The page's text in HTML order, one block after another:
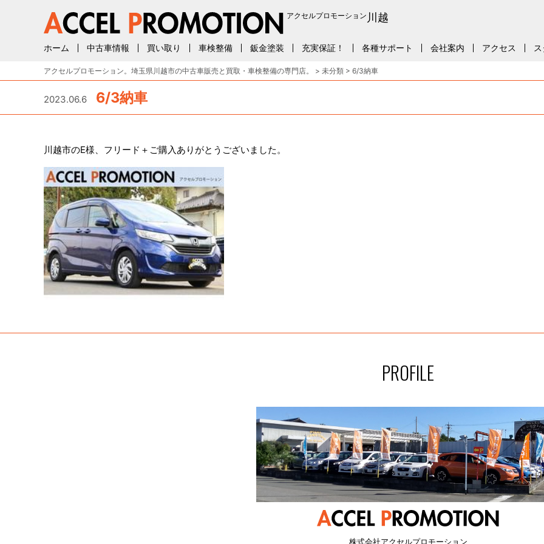
アクセルプロモーション 川越
ホーム 中古車情報 買い取り 車検整備 鈑金塗装 充実保証！ 各種サポート 会社案内 アクセス
アクセルプロモーション。埼玉県川越市の中古車販売と買取・車検整備の専門店。 > 未分類 > 6/3納車
2023.06.6 6/3納車
川越市のE様、フリード＋ご購入ありがとうございました。
PROFILE
株式会社アクセルプロモーション